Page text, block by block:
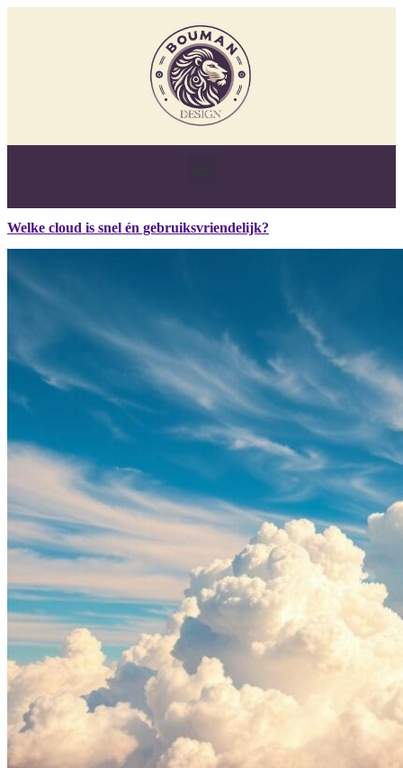
Welke cloud is snel én gebruiksvriendelijk?